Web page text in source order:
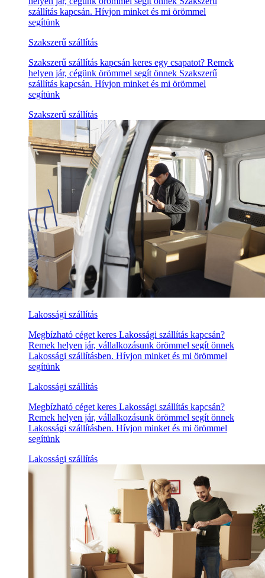
szállítás kapcsán. Hívjon minket és mi örömmel
segítünk
Szakszerű szállítás
Szakszerű szállítás kapcsán keres egy csapatot? Remek
helyen jár, cégünk örömmel segít önnek Szakszerű
szállítás kapcsán. Hívjon minket és mi örömmel
segítünk
Szakszerű szállítás
Lakossági szállítás
Megbízható céget keres Lakossági szállítás kapcsán?
Remek helyen jár, vállalkozásunk örömmel segít önnek
Lakossági szállításben. Hívjon minket és mi örömmel
segítünk
Lakossági szállítás
Megbízható céget keres Lakossági szállítás kapcsán?
Remek helyen jár, vállalkozásunk örömmel segít önnek
Lakossági szállításben. Hívjon minket és mi örömmel
segítünk
Lakossági szállítás